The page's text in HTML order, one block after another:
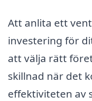
Att anlita ett
investering för
att välja rätt
skillnad när det
effektiviteten av